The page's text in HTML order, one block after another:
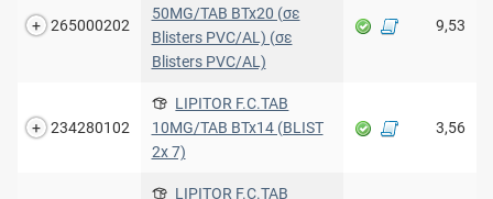
265000202
50MG/TAB BTx20 (σε
Blisters PVC/AL) (σε
Blisters PVC/AL)
9,53
234280102
LIPITOR F.C.TAB
10MG/TAB BTx14 (BLIST
2x 7)
3,56
LIPITOR F.C.TAB